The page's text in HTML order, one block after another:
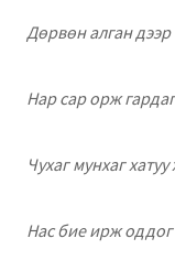
Дөрвөн алган дээр
Нар сар орж
Чухаг мунхаг
Нас бие ирж